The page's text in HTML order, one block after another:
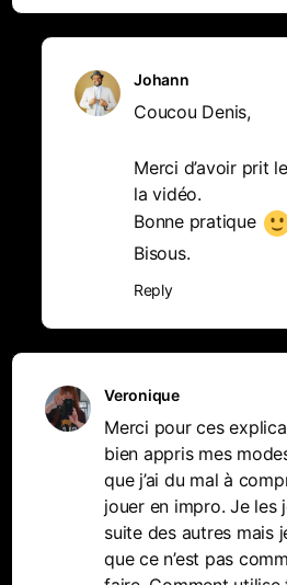
Johann
Coucou Denis,
Merci d’avoir prit
la vidéo.
Bonne pratique
Bisous.
Reply
Veronique
Merci pour ces
bien appris mes
que j’ai du mal à
jouer en impro. Je les
suite des autres mais
que ce n’est pas